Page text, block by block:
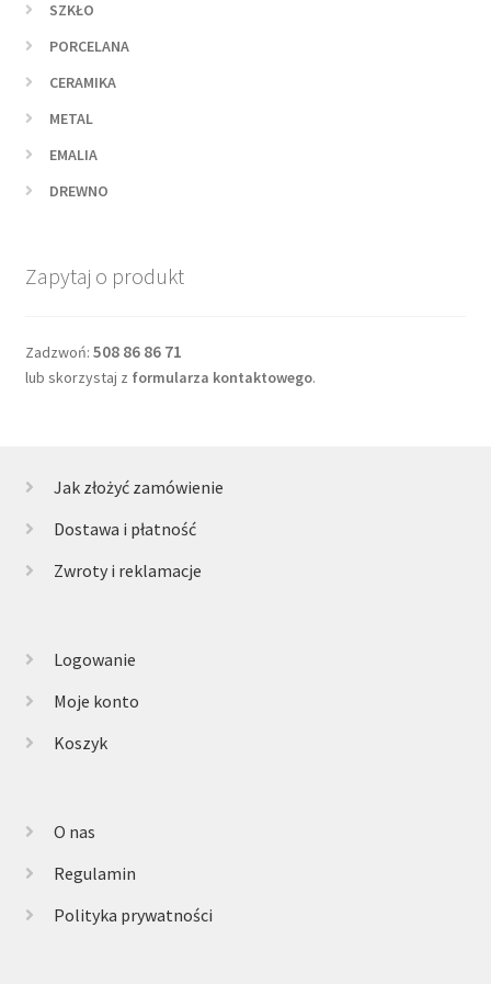
SZKŁO
PORCELANA
CERAMIKA
METAL
EMALIA
DREWNO
Zapytaj o produkt
Zadzwoń: 508 86 86 71
lub skorzystaj z formularza kontaktowego.
Jak złożyć zamówienie
Dostawa i płatność
Zwroty i reklamacje
Logowanie
Moje konto
Koszyk
O nas
Regulamin
Polityka prywatności